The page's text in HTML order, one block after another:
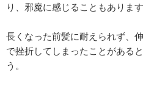
り、邪魔に感じることもあります
長くなった前髪に耐えられず、
で挫折してしまったことがある
う。